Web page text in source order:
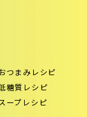
つまみレシピ
糖質レシピ
ープレシピ